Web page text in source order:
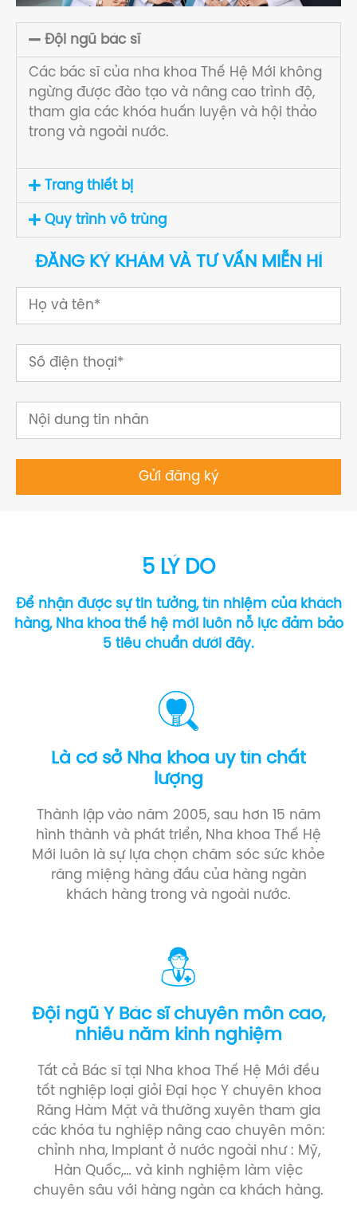
Đội ngũ bác sĩ
Các bác sĩ của nha khoa Thế Hệ Mới không
ngừng được đào tạo và nâng cao trình độ,
tham gia các khóa huấn luyện và hội thảo
trong và ngoài nước.
Trang thiết bị
Quy trình vô trùng
ĐĂNG KÝ KHÁM VÀ TƯ VẤN MIỄN HÍ
5 LÝ DO
Để nhận được sự tin tưởng, tín nhiệm của khách
hàng, Nha khoa thế hệ mới luôn nỗ lực đảm bảo
5 tiêu chuẩn dưới đây.
Là cơ sở Nha khoa uy tín chất
lượng
Thành lập vào năm 2005, sau hơn 15 năm
hình thành và phát triển, Nha khoa Thế Hệ
Mới luôn là sự lựa chọn chăm sóc sức khỏe
răng miệng hàng đầu của hàng ngàn
khách hàng trong và ngoài nước.
Đội ngũ Y Bác sĩ chuyên môn cao,
nhiều năm kinh nghiệm
Tất cả Bác sĩ tại Nha khoa Thế Hệ Mới đều
tốt nghiệp loại giỏi Đại học Y chuyên khoa
Răng Hàm Mặt và thường xuyên tham gia
các khóa tu nghiệp nâng cao chuyên môn:
chỉnh nha, Implant ở nước ngoài như : Mỹ,
Hàn Quốc,… và kinh nghiệm làm việc
chuyên sâu với hàng ngàn ca khách hàng.